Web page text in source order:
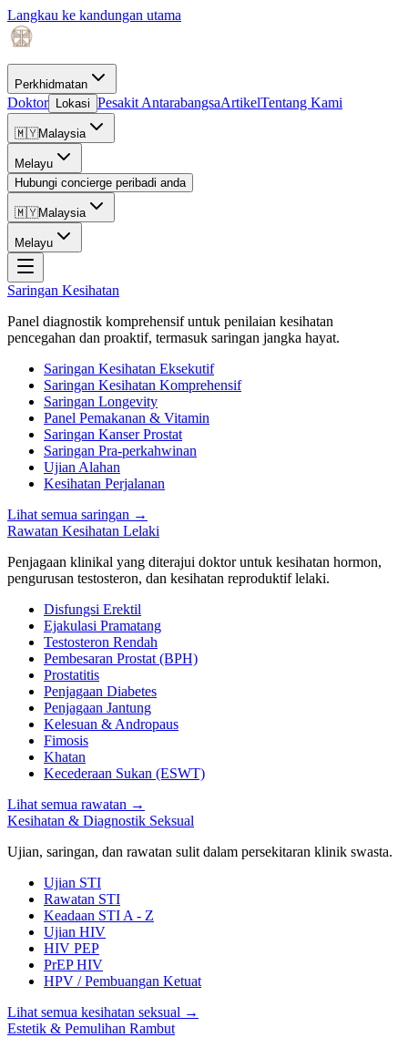
Langkau ke kandungan utama
Perkhidmatan
Doktor Lokasi Pesakit AntarabangsaArtikelTentang Kami
🇲🇾Malaysia
Melayu
Hubungi concierge peribadi anda
🇲🇾Malaysia
Melayu
Saringan Kesihatan
Panel diagnostik komprehensif untuk penilaian kesihatan
pencegahan dan proaktif, termasuk saringan jangka hayat.
Saringan Kesihatan Eksekutif
Saringan Kesihatan Komprehensif
Saringan Longevity
Panel Pemakanan & Vitamin
Saringan Kanser Prostat
Saringan Pra-perkahwinan
Ujian Alahan
Kesihatan Perjalanan
Lihat semua saringan →
Rawatan Kesihatan Lelaki
Penjagaan klinikal yang diterajui doktor untuk kesihatan hormon,
pengurusan testosteron, dan kesihatan reproduktif lelaki.
Disfungsi Erektil
Ejakulasi Pramatang
Testosteron Rendah
Pembesaran Prostat (BPH)
Prostatitis
Penjagaan Diabetes
Penjagaan Jantung
Kelesuan & Andropaus
Fimosis
Khatan
Kecederaan Sukan (ESWT)
Lihat semua rawatan →
Kesihatan & Diagnostik Seksual
Ujian, saringan, dan rawatan sulit dalam persekitaran klinik swasta.
Ujian STI
Rawatan STI
Keadaan STI A - Z
Ujian HIV
HIV PEP
PrEP HIV
HPV / Pembuangan Ketuat
Lihat semua kesihatan seksual →
Estetik & Pemulihan Rambut